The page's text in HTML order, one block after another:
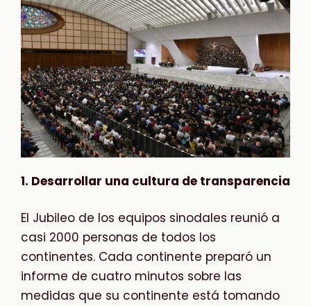
1. Desarrollar una cultura de transparencia
El Jubileo de los equipos sinodales reunió a
casi 2000 personas de todos los
continentes. Cada continente preparó un
informe de cuatro minutos sobre las
medidas que su continente está tomando